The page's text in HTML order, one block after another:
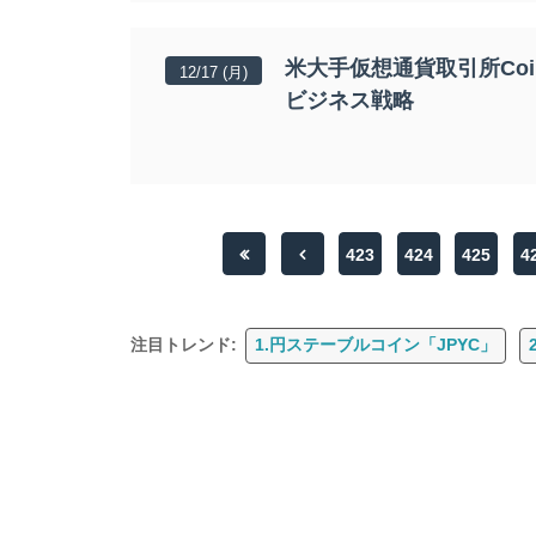
12/17 (月)
米大手仮想通貨取引所
ビジネス戦略
423 424 425
注目トレンド: 1.円ステーブルコイン「JPYC」